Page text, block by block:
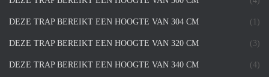
DEZE TRAP BEREIKT EEN HOOGTE VAN 304 CM (1)
DEZE TRAP BEREIKT EEN HOOGTE VAN 320 CM (3)
DEZE TRAP BEREIKT EEN HOOGTE VAN 340 CM (4)